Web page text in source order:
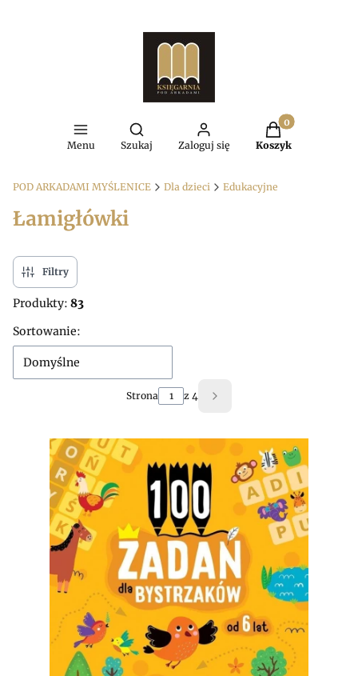
Menu
Otwórz wyszukiwarkę
Szukaj Zaloguj się
Produkty w
Koszyk
POD ARKADAMI MYŚLENICE Dla dzieci Edukacyjne
Łamigłówki
Filtry
Produkty: 83
Lista produktów
Sortowanie:
Domyślne
Strona z 4 Następne produkty